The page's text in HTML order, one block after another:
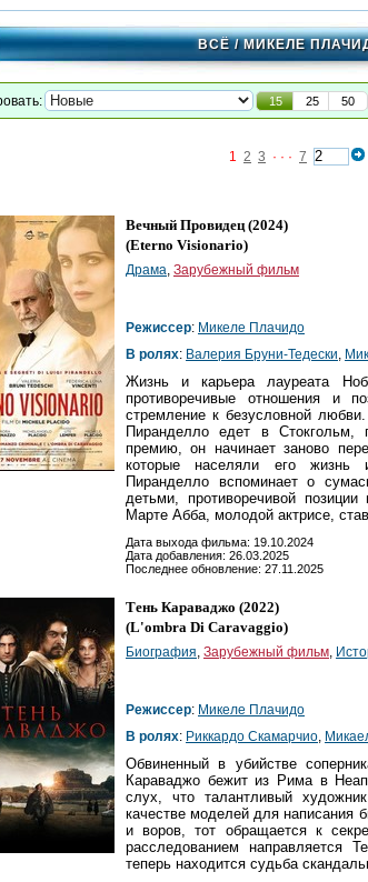
ВСЁ/ МИКЕЛЕ
15 25 50
1 2 3 · · · 7
Вечный Провидец(2024)
(Eterno Visionario)
Драма, Зарубежный фильм
Режиссер: Микеле Плачидо
В ролях: Валерия Бруни-Тедески,
Жизнь и карьера лауреата
противоречивые отношения и
стремление к безусловной
Пиранделло едет в Стокгольм,
премию, он начинает заново
которые населяли его жизнь
Пиранделло вспоминает о
детьми, противоречивой
Марте Абба, молодой актрисе,
Дата выхода фильма: 19.10.2024
Дата добавления: 26.03.2025
Последнее обновление: 27.11.2025
Тень Караваджо (2022)
(L'ombra Di Caravaggio)
Биография, Зарубежный фильм,
Режиссер: Микеле Плачидо
В ролях: Риккардо Скамарчио,
Обвиненный в убийстве
Караваджо бежит из Рима в
слух, что талантливый
качестве моделей для написания
и воров, тот обращается к
расследованием направляется
теперь находится судьба